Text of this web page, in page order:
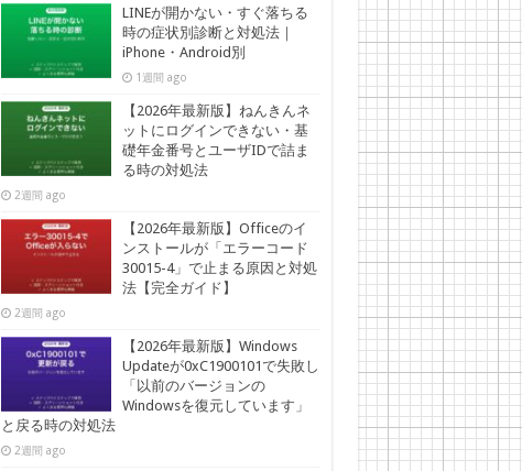
LINEが開かない・すぐ落ちる
時の症状別診断と対処法｜
iPhone・Android別
1週間 ago
【2026年最新版】ねんきんネ
ットにログインできない・基
礎年金番号とユーザIDで詰ま
る時の対処法
2週間 ago
【2026年最新版】Officeのイ
ンストールが「エラーコード
30015-4」で止まる原因と対処
法【完全ガイド】
2週間 ago
【2026年最新版】Windows
Updateが0xC1900101で失敗し
「以前のバージョンの
Windowsを復元しています」
と戻る時の対処法
2週間 ago